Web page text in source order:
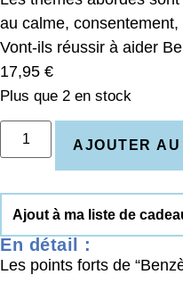
au calme,
Vont-ils réussir à aider
17,95 €
Plus que 2 en stock
AJOUTER AU
Ajout à ma liste de
En détail :
Les points forts de